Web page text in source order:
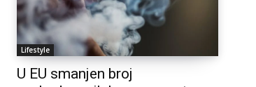
Lifestyle
U EU smanjen broj